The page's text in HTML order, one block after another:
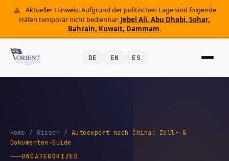
Aktueller Hinweis: Aufgrund der politischen Lage sind folgende
Häfen temporär nicht bedienbar: Jebel Ali, Abu Dhabi, Sohar,
Bahrain, Kuwait, Dammam.
DE EN ES
Home /Wissen / Autoexport nach China: Zoll- &
Dokumenten-Guide
UNCATEGORIZED